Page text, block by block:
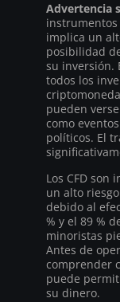
Advertencia
implica un
posibilidad
su inversión.
todos los
pueden
como
políticos. El
Los CFD son
un alto
debido al
% y el 89 %
minoristas
Antes de
comprender
puede
su dinero.